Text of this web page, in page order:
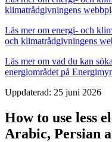
klimatrådgivningens
Läs mer om energi- och
och klimatrådgivningens
Läs mer om vad du kan
energiområdet på
Uppdaterad: 25 juni 2026
How to use less
Arabic, Persian